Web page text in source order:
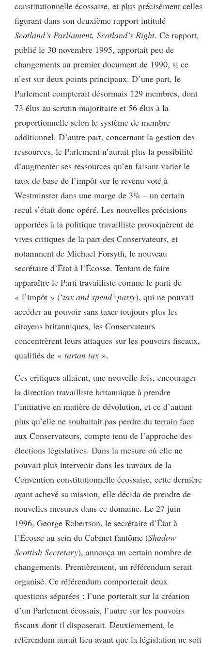
constitutionnelle écossaise, et plus précisément celles
figurant dans son deuxième rapport intitulé
Scotland’s Parliament, Scotland’s Right. Ce rapport,
publié le 30 novembre 1995, apportait peu de
changements au premier document de 1990, si ce
n’est sur deux points principaux. D’une part, le
Parlement compterait désormais 129 membres, dont
73 élus au scrutin majoritaire et 56 élus à la
proportionnelle selon le système de membre
additionnel. D’autre part, concernant la gestion des
ressources, le Parlement n’aurait plus la possibilité
d’augmenter ses ressources qu’en faisant varier le
taux de base de l’impôt sur le revenu voté à
Westminster dans une marge de 3% – un certain
recul s’était donc opéré. Les nouvelles précisions
apportées à la politique travailliste provoquèrent de
vives critiques de la part des Conservateurs, et
notamment de Michael Forsyth, le nouveau
secrétaire d’État à l’Écosse. Tentant de faire
apparaître le Parti travailliste comme le parti de
« l’impôt » (‘tax and spend’ party), qui ne pouvait
accéder au pouvoir sans taxer toujours plus les
citoyens britanniques, les Conservateurs
concentrèrent leurs attaques sur les pouvoirs fiscaux,
qualifiés de « tartan tax ».
Ces critiques allaient, une nouvelle fois, encourager
la direction travailliste britannique à prendre
l’initiative en matière de dévolution, et ce d’autant
plus qu’elle ne souhaitait pas perdre du terrain face
aux Conservateurs, compte tenu de l’approche des
élections législatives. Dans la mesure où elle ne
pouvait plus intervenir dans les travaux de la
Convention constitutionnelle écossaise, cette dernière
ayant achevé sa mission, elle décida de prendre de
nouvelles mesures dans ce domaine. Le 27 juin
1996, George Robertson, le secrétaire d’État à
l’Écosse au sein du Cabinet fantôme (Shadow
Scottish Secretary), annonça un certain nombre de
changements. Premièrement, un référendum serait
organisé. Ce référendum comporterait deux
questions séparées : l’une porterait sur la création
d’un Parlement écossais, l’autre sur les pouvoirs
fiscaux dont il disposerait. Deuxièmement, le
référendum aurait lieu avant que la législation ne soit